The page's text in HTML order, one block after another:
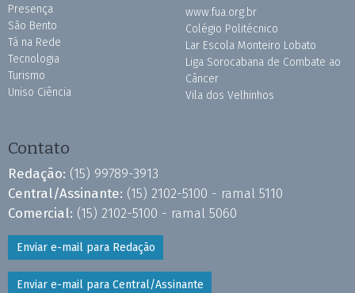
Presença
São Bento
Tá na Rede
Tecnologia
Turismo
Uniso Ciência
www.fua.org.br
Colégio Politécnico
Lar Escola Monteiro Lobato
Liga Sorocabana de Combate ao
Câncer
Vila dos Velhinhos
Contato
Redação: (15) 99789-3913
Central/Assinante: (15) 2102-5100 - ramal 5110
Comercial: (15) 2102-5100 - ramal 5060
Enviar e-mail para Redação
Enviar e-mail para Central/Assinante